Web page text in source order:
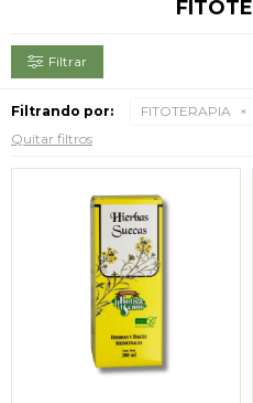
Filtrando por: FITOTERAPIA
Quitar filtros